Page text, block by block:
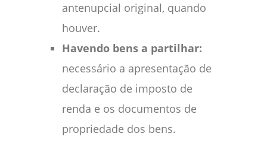
antenupcial original, quando
houver.
Havendo bens a partilhar:
necessário a apresentação de
declaração de imposto de
renda e os documentos de
propriedade dos bens.